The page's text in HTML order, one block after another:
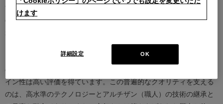
す。17世紀、イタリアで誕生したカッシーナは、教会の木製チェア
の製造に始まり、その後豪華客船の内装などを手掛け、技術力を確
ト・カッシーナによってカッシーナ社が設立されると、5０年代には
モダンファーニチャーの分野へと転身、その後多くの製品が世界中
の最も重要な美術館にコレクションされるなど、その完成度とデザ
イン性は高い評価を得ています。この普遍的なクオリティを支える
のは、高水準のテクノロジーとアルチザン（職人）の技術の継承と
けます
OK
詳細設定